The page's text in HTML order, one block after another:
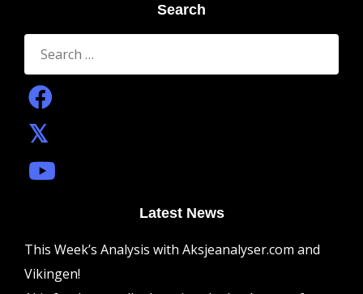
Search
Search
for:
Latest News
This Week’s Analysis with Aksjeanalyser.com and
Vikingen!